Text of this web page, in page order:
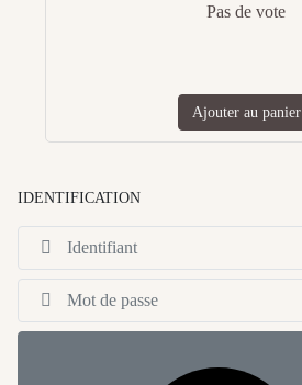
Pas de vote
Ajouter au panier
IDENTIFICATION